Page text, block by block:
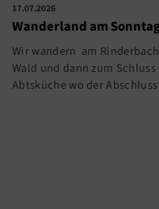
17.07.2026
Wanderland am
Wir wandern am
Wald und dann zum
Abtsküche wo der